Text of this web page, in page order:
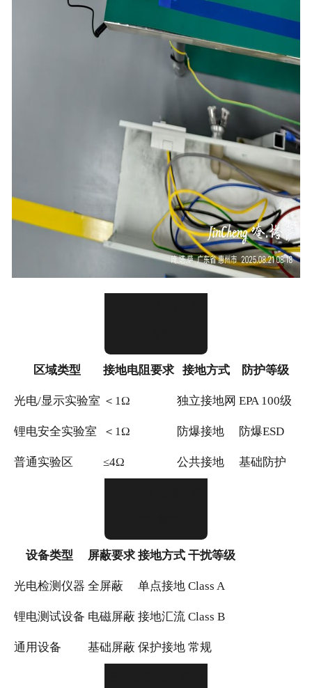
区域类型 接地电阻要求 接地方式 防护等级
光电/显示实验室 ＜1Ω 独立接地网 EPA 100级
锂电安全实验室 ＜1Ω 防爆接地 防爆ESD
普通实验区 ≤4Ω 公共接地 基础防护
设备类型 屏蔽要求 接地方式 干扰等级
光电检测仪器 全屏蔽 单点接地 Class A
锂电测试设备 电磁屏蔽 接地汇流 Class B
通用设备 基础屏蔽 保护接地 常规